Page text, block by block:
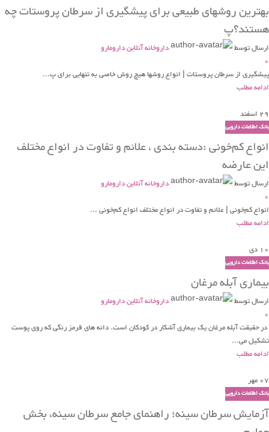
بهترین روشهای طبیعی برای پیشگیری از سرطان پروستات چه
هستند؟پ
ارسال توسط
داروخانه آنلاین دارومارو
0
پیشگیری از سرطان پروستات | انواع روشها هیچ روش خاصی به تنهایی برای پ...
ادامه مطلب
29 اسفند
بانک اطلاعات دارویی
انواع کم‌خونی :دسته بندی ، علائم و تفاوت در انواع مختلف
این عارضه
ارسال توسط
داروخانه آنلاین دارومارو
0
انواع کم‌خونی | علائم و تفاوت در انواع مختلف انواع کم‌خونی ...
ادامه مطلب
10 دی
بانک اطلاعات دارویی
بیماری آبله مرغان
ارسال توسط
داروخانه آنلاین دارومارو
0
در حقیقت آبله ‌مرغان یک بیماری آشکار در کودکان است. دانه های قرمز رنگی که روی پوست
تشکیل می...
ادامه مطلب
07 مهر
بانک اطلاعات دارویی
آزمایش سرطان سینه؛ راهنمای جامع سرطان سینه، بخش